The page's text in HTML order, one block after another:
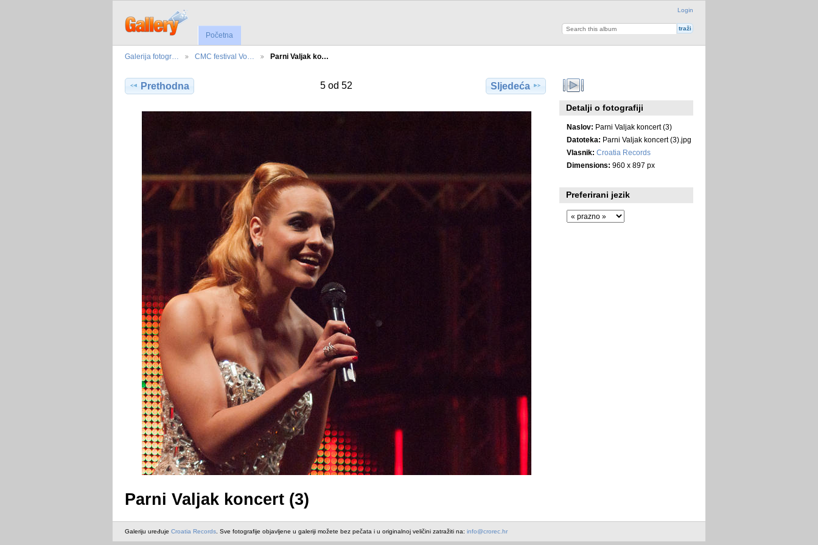
Login
Početna
Galerija fotogr… CMC festival Vo… Parni Valjak ko…
Prethodna 5 od 52 Sljedeća
Parni Valjak koncert (3)
Detalji o fotografiji
Naslov: Parni Valjak koncert (3)
Datoteka: Parni Valjak koncert (3).jpg
Vlasnik: Croatia Records
Dimensions: 960 x 897 px
Preferirani jezik
Galeriju uređuje Croatia Records . Sve fotografije objavljene u galeriji možete bez pečata i u originalnoj veličini zatražiti na: info@crorec.hr